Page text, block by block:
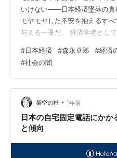
いけない――日本経済墜落の真
モヤモヤした不安を抱えるす
与える一冊だ。 経済学者とし
対に語られない「日本経済の裏
でいく。 「この国は、もう終
な人にオススメ！ なぜ「書い
で衝撃を受けた3つのポイン
上がらないのか？」 ② 官僚の
歪み ③ メディアが報じな…
#日本経済 #森永卓郎 #経済
#社会の闇
架空の杜 • 1年前
日本の自宅固定電話にか
と傾向